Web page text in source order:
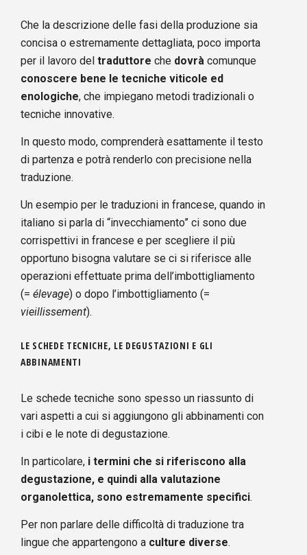
Che la descrizione delle fasi della produzione sia
concisa o estremamente dettagliata, poco importa
per il lavoro del traduttore che dovrà comunque
conoscere bene le tecniche viticole ed
enologiche, che impiegano metodi tradizionali o
tecniche innovative.
In questo modo, comprenderà esattamente il testo
di partenza e potrà renderlo con precisione nella
traduzione.
Un esempio per le traduzioni in francese, quando in
italiano si parla di “invecchiamento” ci sono due
corrispettivi in francese e per scegliere il più
opportuno bisogna valutare se ci si riferisce alle
operazioni effettuate prima dell’imbottigliamento
(= élevage) o dopo l’imbottigliamento (=
vieillissement).
LE SCHEDE TECNICHE, LE DEGUSTAZIONI E GLI
ABBINAMENTI
Le schede tecniche sono spesso un riassunto di
vari aspetti a cui si aggiungono gli abbinamenti con
i cibi e le note di degustazione.
In particolare, i termini che si riferiscono alla
degustazione, e quindi alla valutazione
organolettica, sono estremamente specifici.
Per non parlare delle difficoltà di traduzione tra
lingue che appartengono a culture diverse.